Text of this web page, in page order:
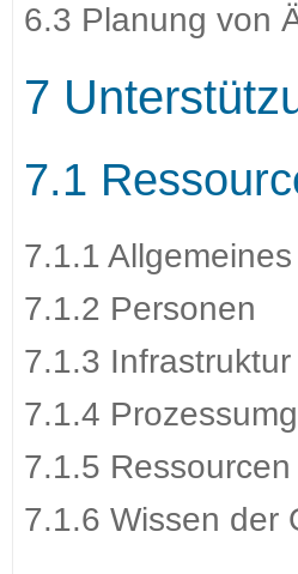
6.3 Planung von
7
7.1
7.1.1 Allgemeines
7.1.2 Personen
7.1.3 Infrastruktur
7.1.4
7.1.5
7.1.6 Wissen der